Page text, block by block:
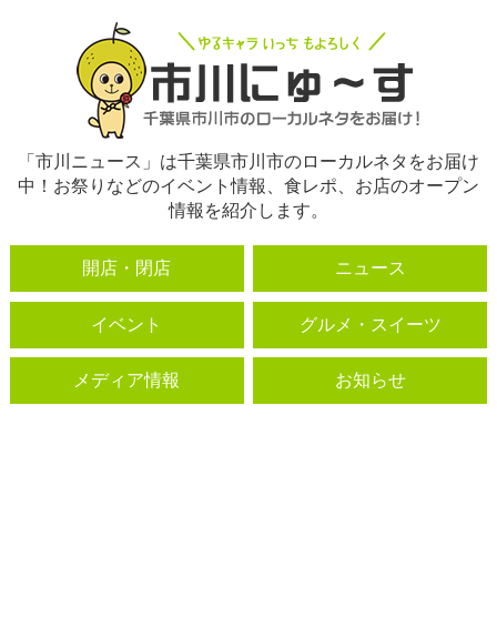
「市川ニュース」は千葉県市川市のローカルネタをお届け
中！お祭りなどのイベント情報、食レポ、お店のオープン
情報を紹介します。
開店・閉店 ニュース
イベント グルメ・スイーツ
メディア情報 お知らせ